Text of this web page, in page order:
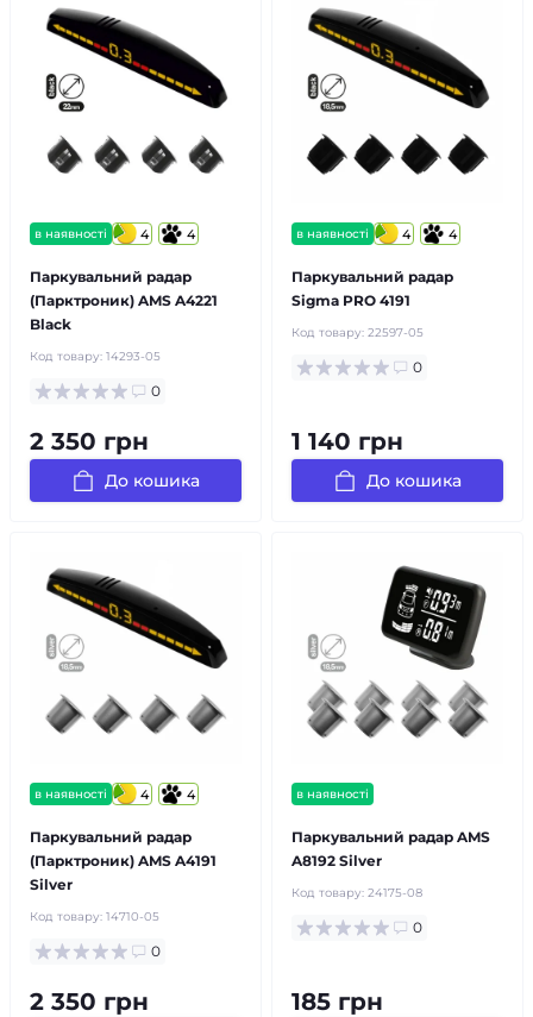
в наявності 4 4
Паркувальний радар
(Парктроник) AMS A4221
Black
Код товару: 14293-05
0
2 350 грн
До кошика
в наявності 4 4
Паркувальний радар
Sigma PRO 4191
Код товару: 22597-05
0
1 140 грн
До кошика
в наявності 4 4
Паркувальний радар
(Парктроник) AMS A4191
Silver
Код товару: 14710-05
0
2 350 грн
в наявності
Паркувальний радар AMS
A8192 Silver
Код товару: 24175-08
0
185 грн